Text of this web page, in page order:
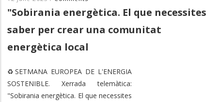
"Sobirania energètica. El que necessites
saber per crear una comunitat
energètica local
♻️SETMANA EUROPEA DE L'ENERGIA
SOSTENIBLE. Xerrada telemàtica:
"Sobirania energètica. El que necessites